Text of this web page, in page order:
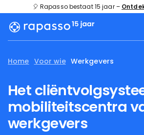
🎈 Rapasso bestaat 15 jaar –
Home Voor wie Werkgevers
Het
mobiliteitscentra
werkgevers